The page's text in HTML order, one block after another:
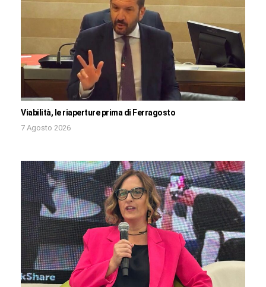
Viabilità, le riaperture prima di Ferragosto
7 Agosto 2026